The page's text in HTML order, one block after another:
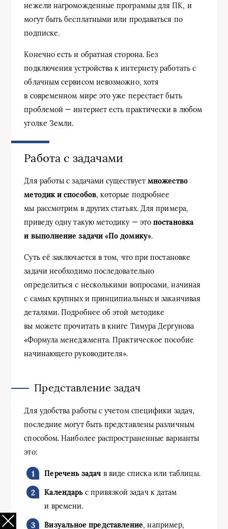
нежели нагроможденные программы для ПК, и
могут быть бесплатными или продаваться по
подписке.
Конечно есть и обратная сторона. Без
подключения устройства к интернету работать с
облачным сервисом невозможно, хотя
в современном мире это уже перестает быть
проблемой — интернет есть практически в любом
уголке Земли.
Работа с задачами
Для работы с задачами существуетмножество
методик и способов, которые подробнее
мы рассмотрим в других статьях. Для примера,
приведу одну такую методику — этопостановка
и выполнение задачи «По домику».
Суть её заключается в том, что при постановке
задачи необходимо последовательно
определиться с несколькими вопросами, начиная
с самых крупных и принципиальных и заканчивая
деталями. Подробнее об этой методике
вы можете прочитать в книге Тимура Дергунова
«Формула менеджмента. Практическое пособие
начинающего руководителя».
Представление задач
Для удобства работы с учетом специфики задач,
последние могут быть представлены различным
способом. Наиболее распространенные варианты
это:
Перечень задач в виде списка или таблицы.
Календарь с привязкой задач к датам
и времени.
Визуальное представление, например,